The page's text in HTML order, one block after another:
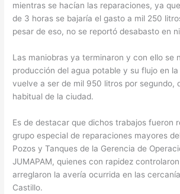
mientras se hacían las reparaciones, ya
de 3 horas se bajaría el gasto a mil 250
pesar de eso, no se reportó desabasto en
Las maniobras ya terminaron y con ello se
producción del agua potable y su flujo en
vuelve a ser de mil 950 litros por segundo,
habitual de la ciudad.
Es de destacar que dichos trabajos fueron
grupo especial de reparaciones mayores
Pozos y Tanques de la Gerencia de
JUMAPAM, quienes con rapidez
arreglaron la avería ocurrida en las
Castillo.